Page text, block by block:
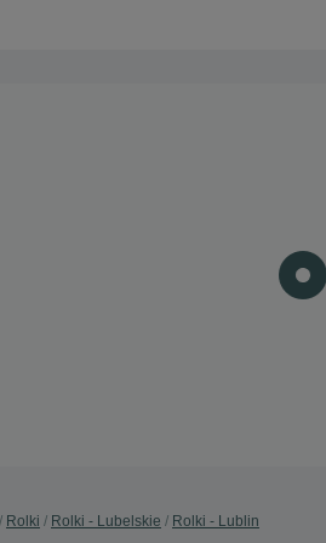
Rolki Rolki - Lubelskie Rolki - Lublin